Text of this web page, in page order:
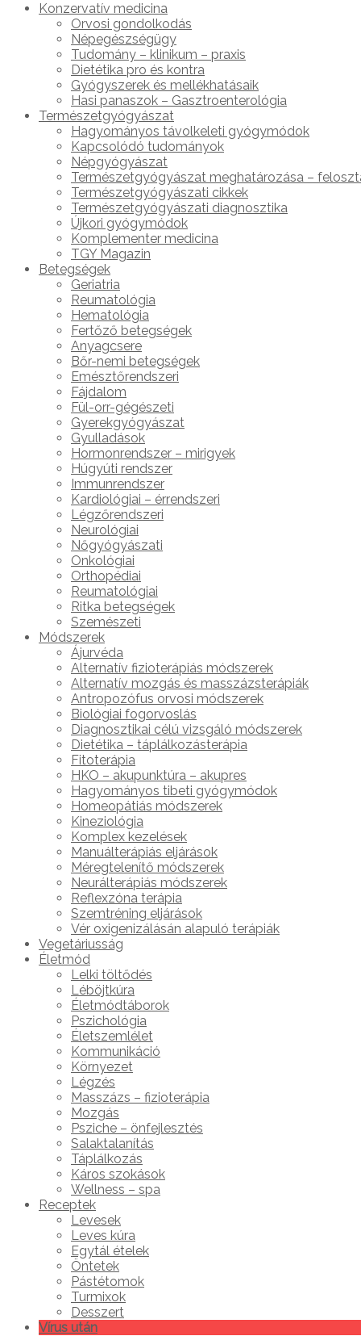
Konzervatív medicina
Orvosi gondolkodás
Népegészségügy
Tudomány – klinikum – praxis
Dietétika pro és kontra
Gyógyszerek és mellékhatásaik
Hasi panaszok – Gasztroenterológia
Természetgyógyászat
Hagyományos távolkeleti gyógymódok
Kapcsolódó tudományok
Népgyógyászat
Természetgyógyászat meghatározása –
Természetgyógyászati cikkek
Természetgyógyászati diagnosztika
Újkori gyógymódok
Komplementer medicina
TGY Magazin
Betegségek
Geriatria
Reumatológia
Hematológia
Fertőző betegségek
Anyagcsere
Bőr-nemi betegségek
Emésztőrendszeri
Fájdalom
Fül-orr-gégészeti
Gyerekgyógyászat
Gyulladások
Hormonrendszer – mirigyek
Húgyúti rendszer
Immunrendszer
Kardiológiai – érrendszeri
Légzőrendszeri
Neurológiai
Nőgyógyászati
Onkológiai
Orthopédiai
Reumatológiai
Ritka betegségek
Szemészeti
Módszerek
Ájurvéda
Alternatív fizioterápiás módszerek
Alternatív mozgás és masszázsterápiák
Antropozófus orvosi módszerek
Biológiai fogorvoslás
Diagnosztikai célú vizsgáló módszerek
Dietétika – táplálkozásterápia
Fitoterápia
HKO – akupunktúra – akupres
Hagyományos tibeti gyógymódok
Homeopátiás módszerek
Kineziológia
Komplex kezelések
Manuálterápiás eljárások
Méregtelenítő módszerek
Neurálterápiás módszerek
Reflexzóna terápia
Szemtréning eljárások
Vér oxigenizálásán alapuló terápiák
Vegetáriusság
Életmód
Lelki töltődés
Léböjtkúra
Életmódtáborok
Pszichológia
Életszemlélet
Kommunikáció
Környezet
Légzés
Masszázs – fizioterápia
Mozgás
Psziche – önfejlesztés
Salaktalanítás
Táplálkozás
Káros szokások
Wellness – spa
Receptek
Levesek
Leves kúra
Egytál ételek
Öntetek
Pástétomok
Turmixok
Desszert
Vírus után